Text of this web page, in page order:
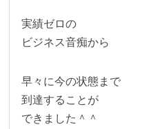
実績ゼロの
ビジネス音痴から
早々に今の状態まで
到達することが
できました＾＾